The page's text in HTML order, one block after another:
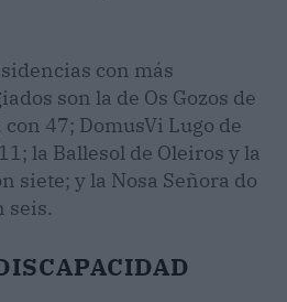
con más
son la de Os Gozos de
47; DomusVi Lugo de
la Ballesol de Oleiros y la
siete; y la Nosa Señora do
seis.